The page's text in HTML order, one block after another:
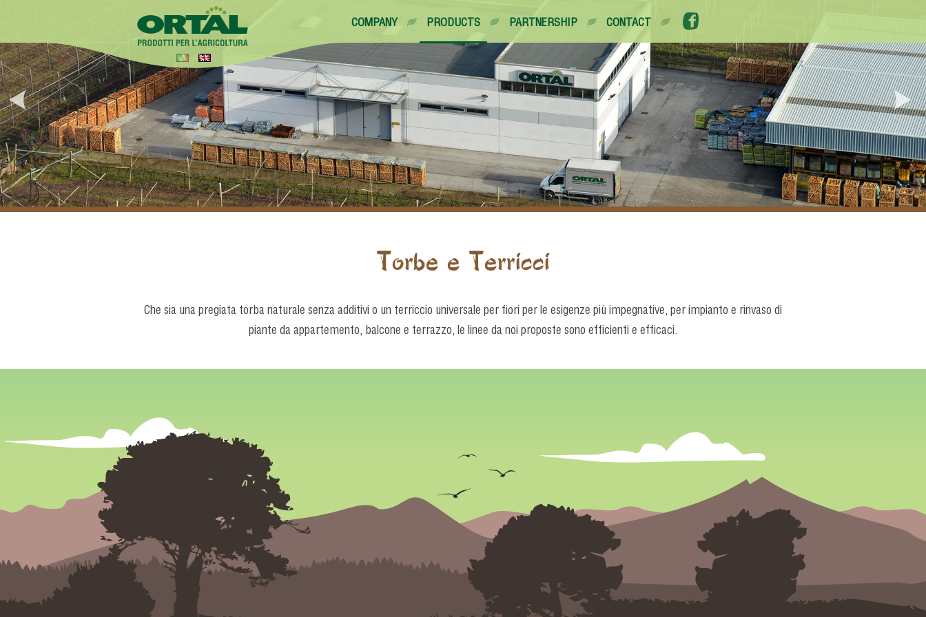
COMPANY PRODUCTS PARTNERSHIP CONTACT
Torbe e Terricci
Che sia una pregiata torba naturale senza additivi o un terriccio universale per fiori per le esigenze più impegnative, per impianto e rinvaso di
piante da appartemento, balcone e terrazzo, le linee da noi proposte sono efficienti e efficaci.